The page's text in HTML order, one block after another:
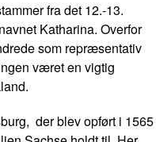
fra det 12.-13.
Katharina. Overfor
som repræsentativ
været en vigtig
, der blev opført i 1565